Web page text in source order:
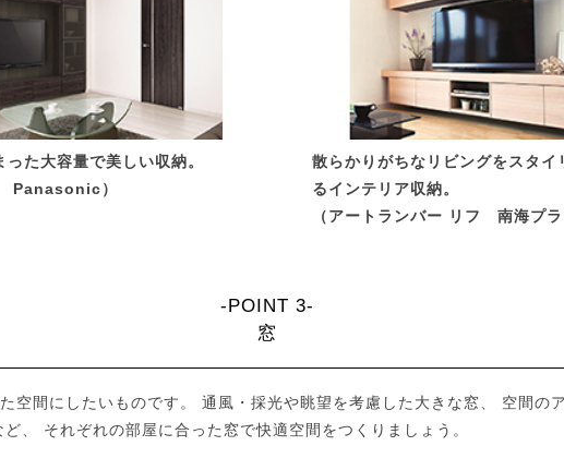
た大容量で美しい収納。
Panasonic）
散らかりがちなリビングをスタイ
るインテリア収納。
（アートランバー リフ 南海プラ
-POINT 3-
窓
空間にしたいものです。 通風・採光や眺望を考慮した大きな窓、 空間の
、 それぞれの部屋に合った窓で快適空間をつくりましょう。